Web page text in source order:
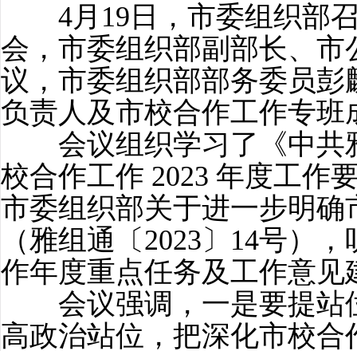
4月 19 日，市委组织部
会，市委组织部副部长、
议，市委组织部部务委员
负责人及市校合作工作专班
会议组织学习了《中共
校合作工作 2023 年度工作
市委组织部关于进一步明
（雅组通〔 2023 〕 14号），
作年度重点任务及工作意见
会议强调，一是要提站
高政治站位，把深化市校